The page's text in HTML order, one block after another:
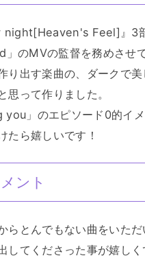
night[Heaven's Feel]』3
」のMVの監督を務めさせ
り出す楽曲の、ダークで
思って作りました。
you」のエピソード0的イ
たら嬉しいです！
ント
らとんでもない曲をいた
してくださった事が嬉し